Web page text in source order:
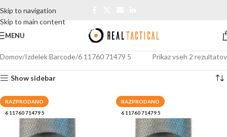
Skip to navigation
Skip to main content
MENU
Domov Izdelek Barcode 6 11760 71479 5 Prikaz vseh 2 rezultatov
Show sidebar
RAZPRODANO
6 11760 71479 5
RAZPRODANO
6 11760 71479 5